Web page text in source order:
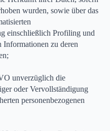
wurden, sowie über das
einschließlich Profiling und
Informationen zu deren
unverzüglich die
oder Vervollständigung
personenbezogenen